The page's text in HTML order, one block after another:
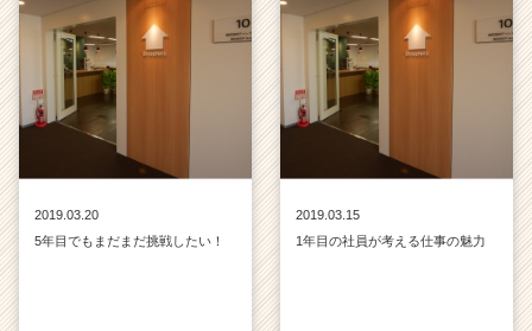
2019.03.20
5年目でもまだまだ挑戦したい！
2019.03.15
1年目の社員が考える仕事の魅力